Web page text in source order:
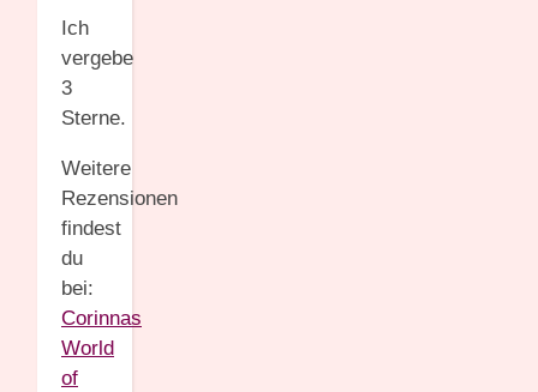
Ich
vergebe
3
Sterne.
Weitere
Rezensionen
findest
du
bei:
Corinnas
World
of